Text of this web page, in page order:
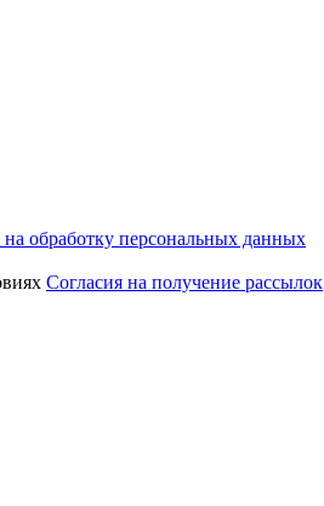
на обработку персональных данных
Согласия на получение рассылок